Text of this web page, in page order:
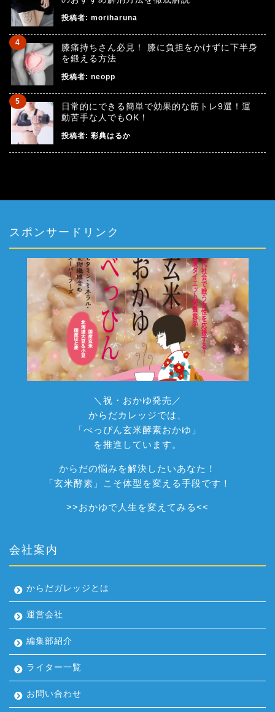
投稿者: moriharuna
膝痛持ちさん必見！ 膝に負担をかけずに下半身
を鍛える方法
投稿者: neopp
日常的にできる簡単で効果的な筋トレ9選！運
動苦手な人でもOK！
投稿者: 彩典はるか
スポンサードリンク
＼祝・おかゆ発売／
からだカレッジでは、
「べっぴん玄米酵素おかゆ」
を推進しています。
からだの悩みを解決したいあなた！
「玄米酵素」こそ体型を変える手段です！
>>おかゆで人生を変えてみる<<
会社案内
からだガレッジとは
運営会社
編集部紹介
ライター一覧
お問い合わせ